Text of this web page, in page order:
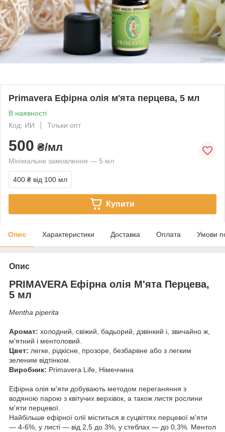
Primavera Ефірна олія м'ята перцева, 5 мл
В наявності
Код: ИИ
Тільки опт
500 ₴/мл
Мінімальне замовлення — 5 мл
400 ₴ від 100 мл
Купити
Опис Характеристики Доставка Оплата Умови
Опис
PRIMAVERA Ефірна олія М'ята Перцева,
5 мл
Mentha piperita
Аромат: холодний, свіжий, бадьорий, дзвінкий і, звичайно ж,
м'ятний і ментоловий.
Цвет: легке, рідкісне, прозоре, безбарвне або з легким
зеленим відтінком.
Виробник: Primavera Life, Німеччина
Ефірна олія м'яти добувають методом переганяння з
водяною парою з квітучих верхівок, а також листя рослини
м'яти перцевої.
Найбільше ефірної олії міститься в суцвіттях перцевої м'яти
— 4-6%, у листі — від 2,5 до 3%, у стеблах — до 0,3%. Ментол